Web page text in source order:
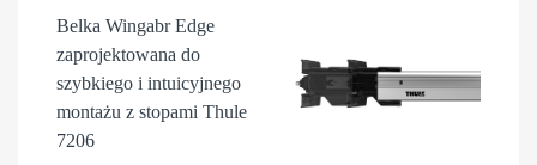
Belka Wingabr Edge
zaprojektowana do
szybkiego i intuicyjnego
montażu z stopami Thule
7206